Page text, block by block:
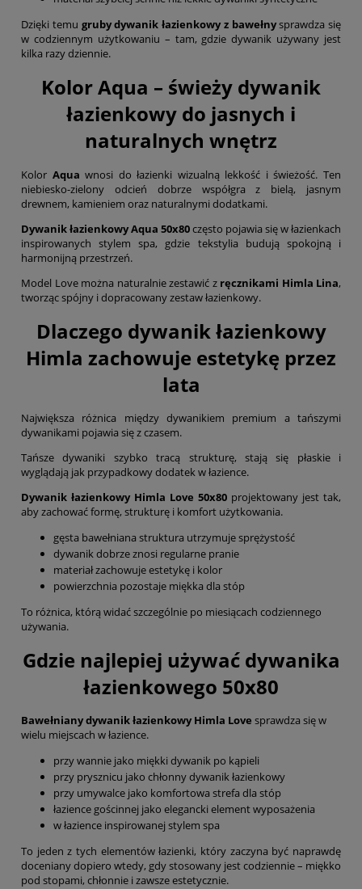
Dzięki temu gruby dywanik łazienkowy z bawełnysprawdza się
w codziennym użytkowaniu – tam, gdzie dywanik używany jest
kilka razy dziennie.
Kolor Aqua – świeży dywanik
łazienkowy do jasnych i
naturalnych wnętrz
Kolor Aqua wnosi do łazienki wizualną lekkość i świeżość. Ten
niebiesko-zielony odcień dobrze współgra z bielą, jasnym
drewnem, kamieniem oraz naturalnymi dodatkami.
Dywanik łazienkowy Aqua 50x80często pojawia się w łazienkach
inspirowanych stylem spa, gdzie tekstylia budują spokojną i
harmonijną przestrzeń.
Model Love można naturalnie zestawić z ręcznikami Himla Lina,
tworząc spójny i dopracowany zestaw łazienkowy.
Dlaczego dywanik łazienkowy
Himla zachowuje estetykę przez
lata
Największa różnica między dywanikiem premium a tańszymi
dywanikami pojawia się z czasem.
Tańsze dywaniki szybko tracą strukturę, stają się płaskie i
wyglądają jak przypadkowy dodatek w łazience.
Dywanik łazienkowy Himla Love 50x80 projektowany jest tak,
aby zachować formę, strukturę i komfort użytkowania.
gęsta bawełniana struktura utrzymuje sprężystość
dywanik dobrze znosi regularne pranie
materiał zachowuje estetykę i kolor
powierzchnia pozostaje miękka dla stóp
To różnica, którą widać szczególnie po miesiącach codziennego
używania.
Gdzie najlepiej używać dywanika
łazienkowego 50x80
Bawełniany dywanik łazienkowy Himla Love sprawdza się w
wielu miejscach w łazience.
przy wannie jako miękki dywanik po kąpieli
przy prysznicu jako chłonny dywanik łazienkowy
przy umywalce jako komfortowa strefa dla stóp
łazience gościnnej jako elegancki element wyposażenia
w łazience inspirowanej stylem spa
To jeden z tych elementów łazienki, który zaczyna być naprawdę
doceniany dopiero wtedy, gdy stosowany jest codziennie – miękko
pod stopami, chłonnie i zawsze estetycznie.